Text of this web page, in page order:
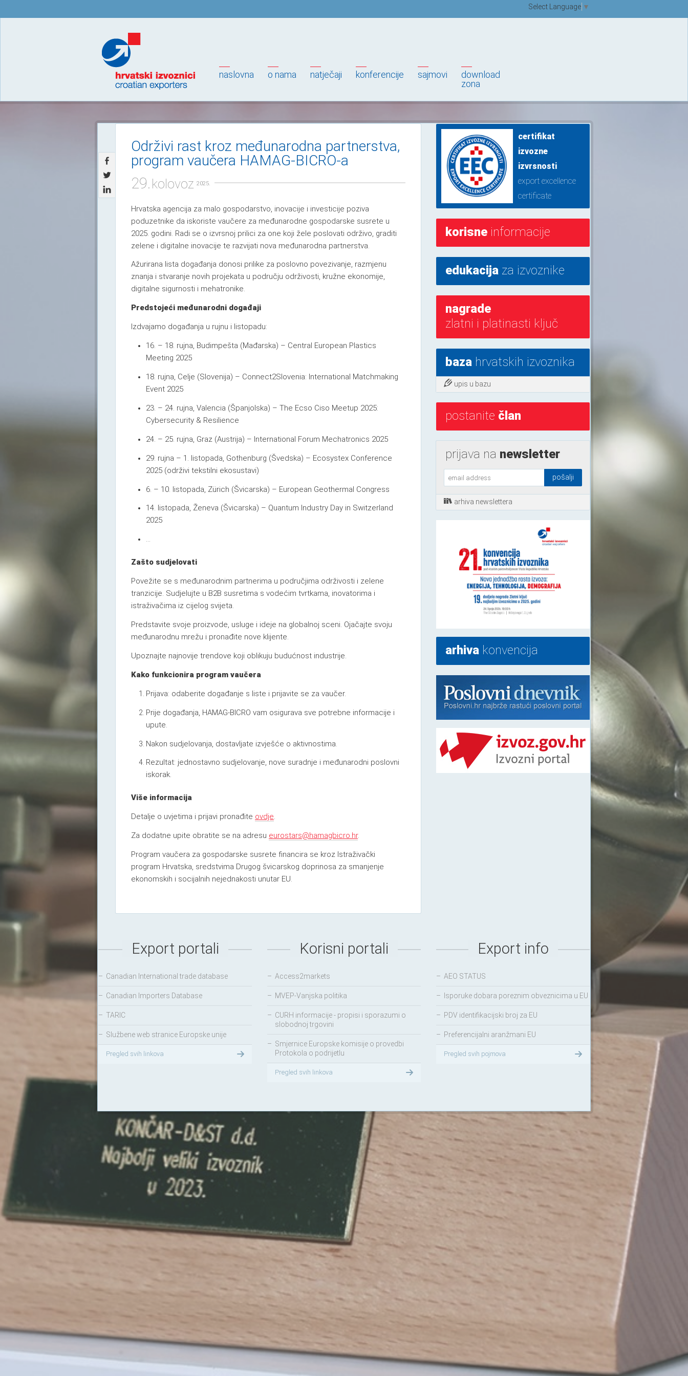
Select Language ▼
naslovna o nama natječaji konferencije sajmovi
download
zona
Održivi rast kroz međunarodna partnerstva,
program vaučera HAMAG-BICRO-a
29. kolovoz 2025.
Hrvatska agencija za malo gospodarstvo, inovacije i investicije poziva
poduzetnike da iskoriste vaučere za međunarodne gospodarske susrete u
2025. godini. Radi se o izvrsnoj prilici za one koji žele poslovati održivo, graditi
zelene i digitalne inovacije te razvijati nova međunarodna partnerstva.
Ažurirana lista događanja donosi prilike za poslovno povezivanje, razmjenu
znanja i stvaranje novih projekata u području održivosti, kružne ekonomije,
digitalne sigurnosti i mehatronike.
Predstojeći međunarodni događaji
Izdvajamo događanja u rujnu i listopadu:
16. – 18. rujna, Budimpešta (Mađarska) – Central European Plastics
Meeting 2025
18. rujna, Celje (Slovenija) – Connect2Slovenia: International Matchmaking
Event 2025
23. – 24. rujna, Valencia (Španjolska) – The Ecso Ciso Meetup 2025:
Cybersecurity & Resilience
24. – 25. rujna, Graz (Austrija) – International Forum Mechatronics 2025
29. rujna – 1. listopada, Gothenburg (Švedska) – Ecosystex Conference
2025 (održivi tekstilni ekosustavi)
6. – 10. listopada, Zürich (Švicarska) – European Geothermal Congress
14. listopada, Ženeva (Švicarska) – Quantum Industry Day in Switzerland
2025
…
Zašto sudjelovati
Povežite se s međunarodnim partnerima u područjima održivosti i zelene
tranzicije. Sudjelujte u B2B susretima s vodećim tvrtkama, inovatorima i
istraživačima iz cijelog svijeta.
Predstavite svoje proizvode, usluge i ideje na globalnoj sceni. Ojačajte svoju
međunarodnu mrežu i pronađite nove klijente.
Upoznajte najnovije trendove koji oblikuju budućnost industrije.
Kako funkcionira program vaučera
Prijava: odaberite događanje s liste i prijavite se za vaučer.
Prije događanja, HAMAG-BICRO vam osigurava sve potrebne informacije i
upute.
Nakon sudjelovanja, dostavljate izvješće o aktivnostima.
Rezultat: jednostavno sudjelovanje, nove suradnje i međunarodni poslovni
iskorak.
Više informacija
Detalje o uvjetima i prijavi pronađite ovdje.
Za dodatne upite obratite se na adresu eurostars@hamagbicro.hr.
Program vaučera za gospodarske susrete financira se kroz Istraživački
program Hrvatska, sredstvima Drugog švicarskog doprinosa za smanjenje
ekonomskih i socijalnih nejednakosti unutar EU.
certifikat
izvozne
izvrsnosti
export excellence
certificate
korisne informacije
edukacija za izvoznike
nagrade
zlatni i platinasti ključ
baza hrvatskih izvoznika
upis u bazu
postanite član
prijava na newsletter
arhiva newslettera
arhiva konvencija
Export portali
– Canadian International trade database
– Canadian Importers Database
– TARIC
– Službene web stranice Europske unije
Pregled svih linkova
Korisni portali
– Access2markets
– MVEP-Vanjska politika
– CURH informacije - propisi i sporazumi o
slobodnoj trgovini
– Smjernice Europske komisije o provedbi
Protokola o podrijetlu
Pregled svih linkova
Export info
– AEO STATUS
– Isporuke dobara poreznim obveznicima u EU
– PDV identifikacijski broj za EU
– Preferencijalni aranžmani EU
Pregled svih pojmova